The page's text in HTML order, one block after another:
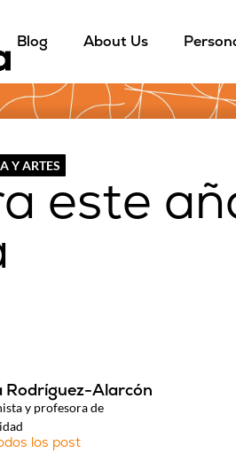
Blog About Us
Y ARTES
este
Rodríguez-Alarcón
y profesora de
los post